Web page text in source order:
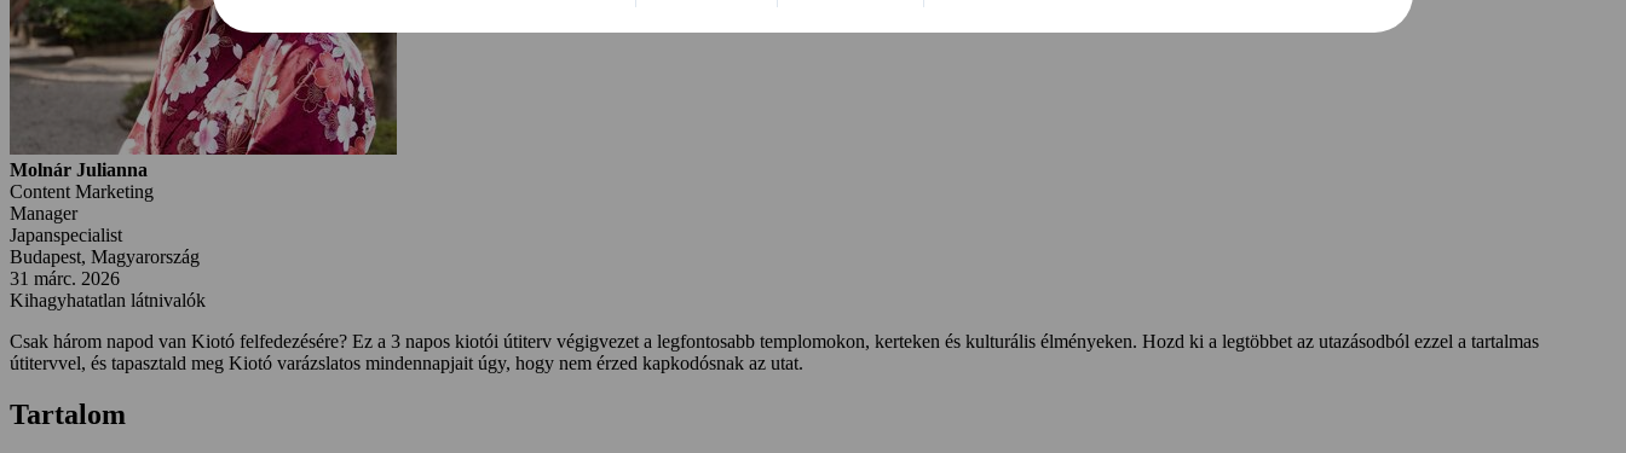
Molnár Julianna
Content Marketing
Manager
Japanspecialist
Budapest, Magyarország
31 márc. 2026
Kihagyhatatlan látnivalók
Csak három napod van Kiotó felfedezésére? Ez a 3 napos kiotói útiterv végigvezet a legfontosabb templomokon, kerteken és kulturális élményeken. Hozd ki a legtöbbet az utazásodból ezzel a tartalmas
útitervvel, és tapasztald meg Kiotó varázslatos mindennapjait úgy, hogy nem érzed kapkodósnak az utat.
Tartalom